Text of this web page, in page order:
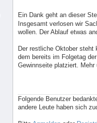
Ein Dank geht an dieser
Insgesamt verlosen wir
wollen. Der Ablauf etwas
Der restliche Oktober steht
dem bereits im Folgetag
Gewinnseite platziert. Mehr
Folgende Benutzer
andere Leute haben sich